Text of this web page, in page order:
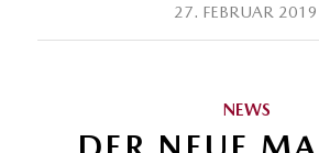
27. FEBRUAR 2019
NEWS